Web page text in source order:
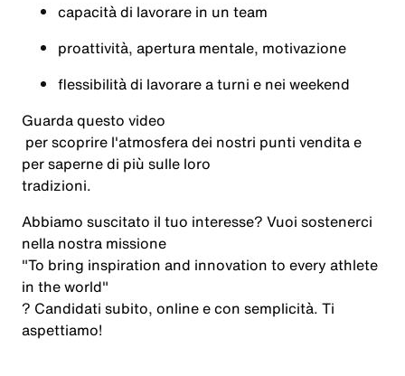
capacità di lavorare in un team
proattività, apertura mentale, motivazione
flessibilità di lavorare a turni e nei weekend
Guarda questo video
per scoprire l'atmosfera dei nostri punti vendita e
per saperne di più sulle loro
tradizioni.
Abbiamo suscitato il tuo interesse? Vuoi sostenerci
nella nostra missione
"To bring inspiration and innovation to every athlete
in the world"
? Candidati subito, online e con semplicità. Ti
aspettiamo!